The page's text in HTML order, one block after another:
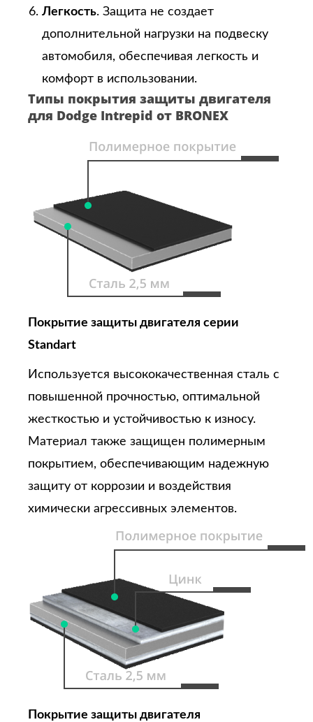
Легкость. Защита не создает
дополнительной нагрузки на подвеску
автомобиля, обеспечивая легкость и
комфорт в использовании.
Типы покрытия защиты двигателя
для Dodge Intrepid от BRONEX
Покрытие защиты двигателя серии
Standart
Используется высококачественная сталь с
повышенной прочностью, оптимальной
жесткостью и устойчивостью к износу.
Материал также защищен полимерным
покрытием, обеспечивающим надежную
защиту от коррозии и воздействия
химически агрессивных элементов.
Покрытие защиты двигателя